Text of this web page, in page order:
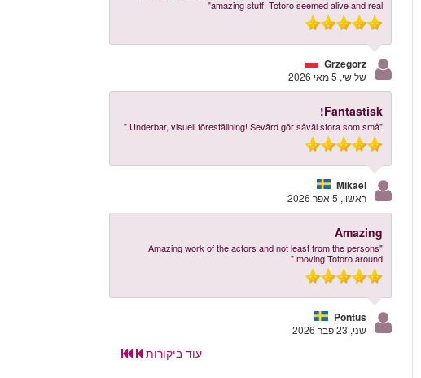
amazing stuff. Totoro seemed alive and real"
Grzegorz
שלישי, 5 מאי 2026
Fantastisk!
"Underbar, visuell föreställning! Sevärd gör såväl stora som små."
Mikael
ראשון, 5 אפר 2026
Amazing
"Amazing work of the actors and not least from the persons
moving Totoro around."
Pontus
שני, 23 פבר 2026
עוד ביקורות